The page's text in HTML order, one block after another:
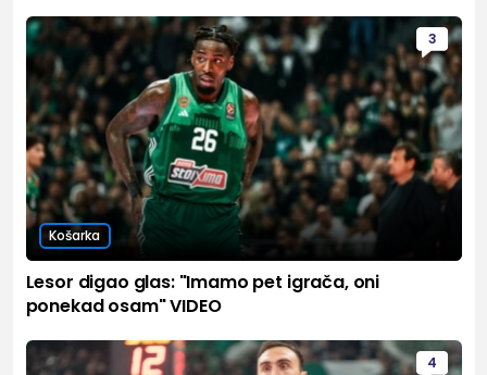
3
Košarka
Lesor digao glas: "Imamo pet igrača, oni
ponekad osam" VIDEO
4